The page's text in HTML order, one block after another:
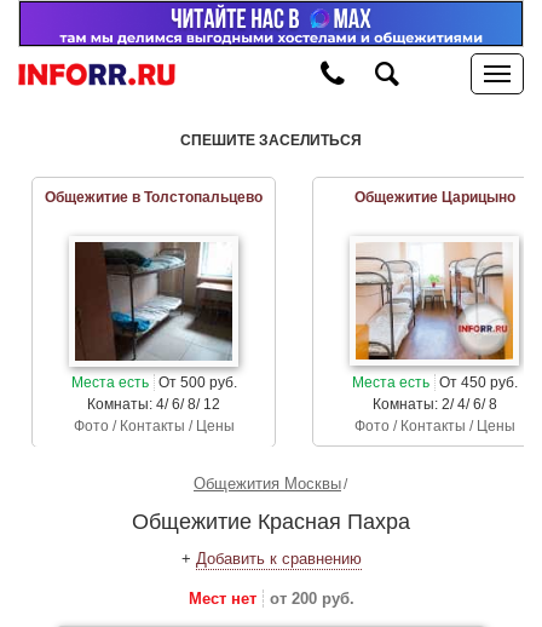
СПЕШИТЕ ЗАСЕЛИТЬСЯ
Общежитие в Толстопальцево
Места есть От 500 руб.
Комнаты: 4/ 6/ 8/ 12
Фото / Контакты / Цены
Общежитие Царицыно
Места есть От 450 руб.
Комнаты: 2/ 4/ 6/ 8
Фото / Контакты / Цены
Общежития Москвы
Общежитие Красная Пахра
+ Добавить к сравнению
Мест нет от 200 руб.